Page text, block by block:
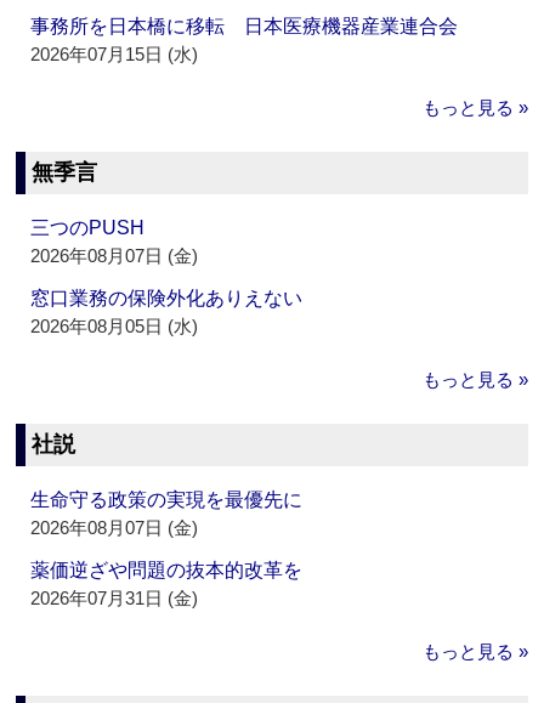
事務所を日本橋に移転 日本医療機器産業連合会
2026年07月15日 (水)
もっと見る »
無季言
三つのPUSH
2026年08月07日 (金)
窓口業務の保険外化ありえない
2026年08月05日 (水)
もっと見る »
社説
生命守る政策の実現を最優先に
2026年08月07日 (金)
薬価逆ざや問題の抜本的改革を
2026年07月31日 (金)
もっと見る »